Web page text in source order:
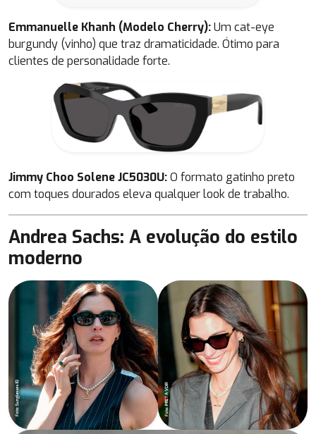
Emmanuelle Khanh (Modelo Cherry):Um cat-eye
burgundy (vinho) que traz dramaticidade. Ótimo para
clientes de personalidade forte.
Jimmy Choo Solene JC5030U:O formato gatinho preto
com toques dourados eleva qualquer look de trabalho.
Andrea Sachs: A evolução do estilo
moderno